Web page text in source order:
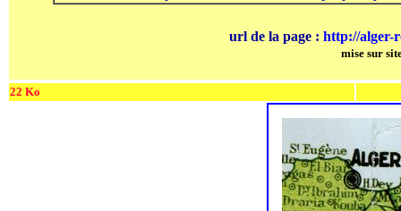
url de la page : http://alger-
mise sur
22 Ko